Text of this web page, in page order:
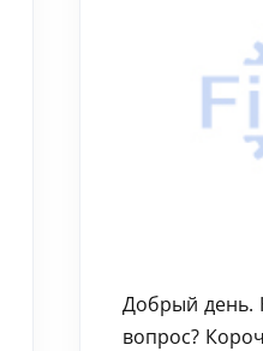
Добрый день.
вопрос?